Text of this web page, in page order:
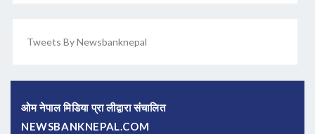
Tweets By Newsbanknepal
ओम नेपाल मिडिया प्रा लीद्वारा संचालित
NEWSBANKNEPAL.COM